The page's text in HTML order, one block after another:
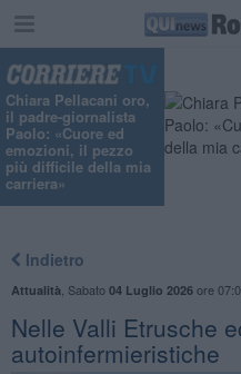
Chiara Pellacani oro,
il padre-giornalista
Paolo: «Cuore ed
emozioni, il pezzo
più difficile della mia
carriera»
Indietro
Attualità Sabato 04 Luglio 2026ore
Nelle Valli Etrusche
autoinfermieristiche